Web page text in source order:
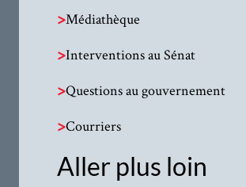
>Médiathèque
>Interventions au Sénat
>Questions au gouvernement
>Courriers
Aller plus loin